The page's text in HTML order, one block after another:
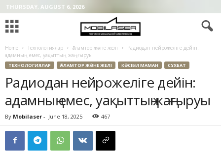
THURSDAY, AUGUST 6, 2026
Home Технологиялар Ғаламтор және желі
Радиодан нейрожеліге дейін:
адамның емес, уақыттың жаңғыруы
ТЕХНОЛОГИЯЛАР ҒАЛАМТОР ЖӘНЕ ЖЕЛІ КӘСІБИ МАМАН СҰХБАТ
Радиодан нейрожеліге дейін:
адамның емес, уақыттың жаңғыруы
By Mobilaser - June 18, 2025 467